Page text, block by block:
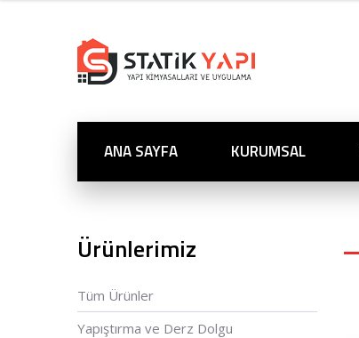
ANA SAYFA KURUMSAL
Ürünlerimiz
Tüm Ürünler
Yapıştırma ve Derz Dolgu